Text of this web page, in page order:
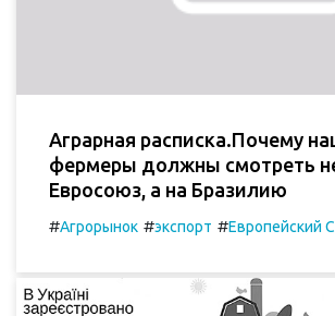
Аграрная расписка.Почему
фермеры должны смотреть
Евросоюз, а на Бразилию
#Агрорынок #экспорт #Европейский